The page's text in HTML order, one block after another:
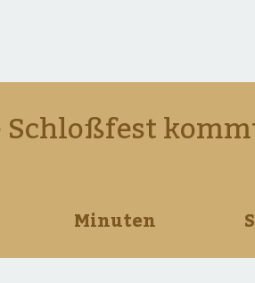
Schloßfest
Minute